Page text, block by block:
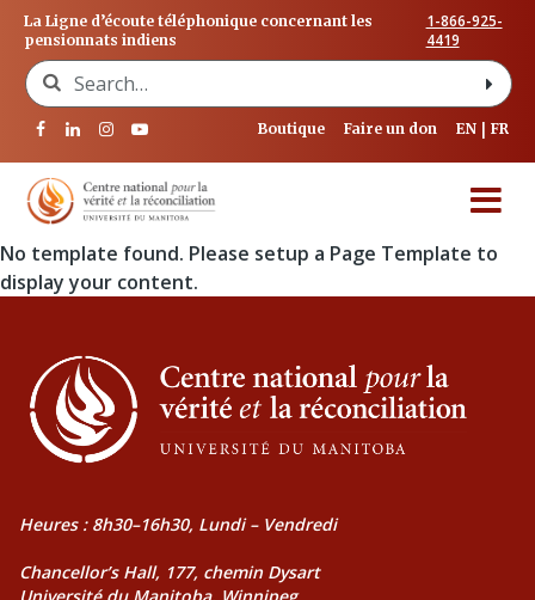
La Ligne d’écoute téléphonique concernant les
pensionnats indiens
1-866-925-
4419
Search for:
Boutique Faire un don EN FR
No template found. Please setup a Page Template to
display your content.
Heures : 8h30–16h30, Lundi – Vendredi
Chancellor’s Hall, 177, chemin Dysart